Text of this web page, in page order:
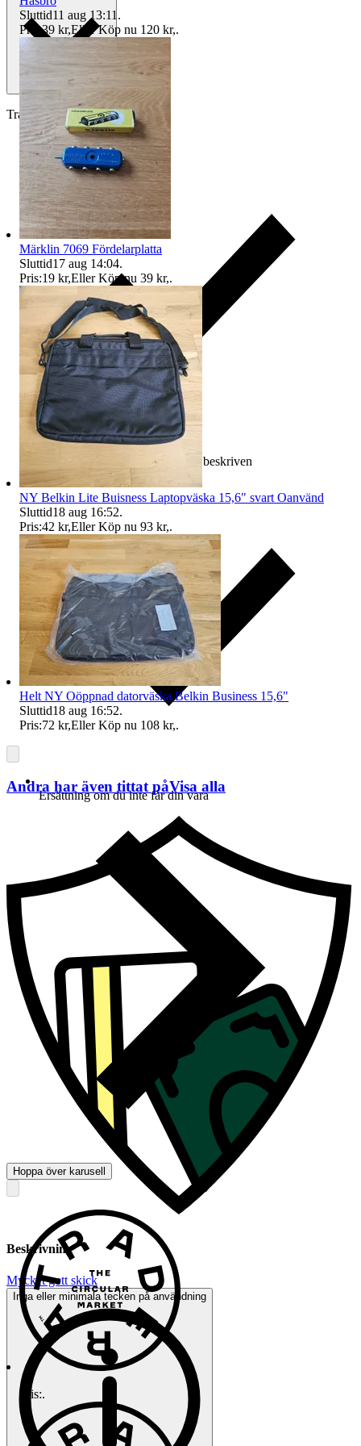
Traderas köparskydd
Ersättning om varan inte är som beskriven
Ersättning om du inte får din vara
Beskrivning
Mycket gott skick
Inga eller minimala tecken på användning
Sluttid11 aug 13:11 .
Pris:39 kr,Eller Köp nu 120 kr,.
Märklin 7069 Fördelarplatta
Sluttid17 aug 14:04.
Pris:19 kr,Eller Köp nu 39 kr,.
NY Belkin Lite Buisness Laptopväska 15,6" svart Oanvänd
Sluttid18 aug 16:52.
Pris:42 kr,Eller Köp nu 93 kr,.
Helt NY Oöppnad datorväska Belkin Business 15,6"
Sluttid18 aug 16:52.
Pris:72 kr,Eller Köp nu 108 kr,.
Andra har även tittat påVisa alla
Hoppa över karusell
Pris:.